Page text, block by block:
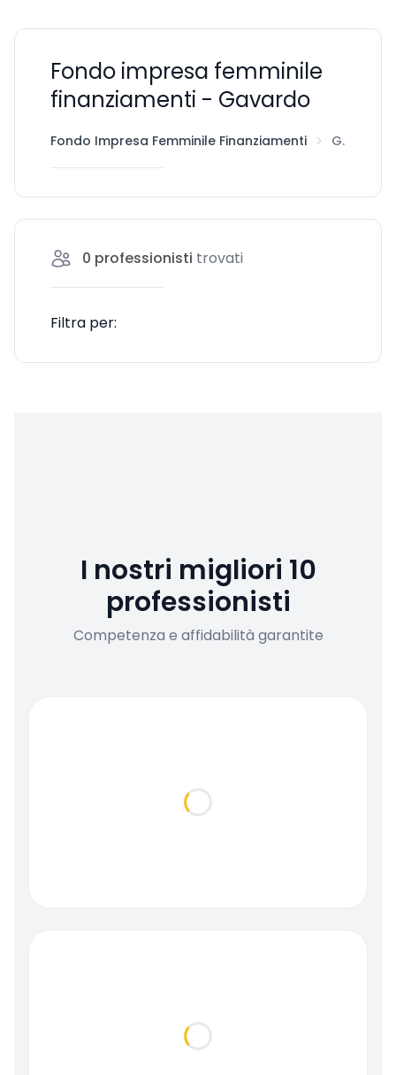
Fondo impresa femminile
finanziamenti - Gavardo
Fondo Impresa Femminile Finanziamenti Gavardo
0 professionisti trovati
Filtra per:
I nostri migliori 10
professionisti
Competenza e affidabilità garantite
Loading...
Loading...